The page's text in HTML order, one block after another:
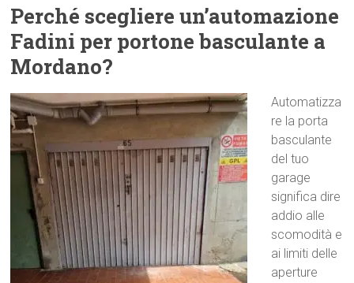
Perché scegliere un’automazione
Fadini per portone basculante a
Mordano?
Automatizza
re la porta
basculante
del tuo
garage
significa dire
addio alle
scomodità e
ai limiti delle
aperture